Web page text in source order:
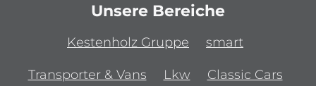
Unsere Bereiche
Kestenholz Gruppe smart
Transporter & Vans Lkw Classic Cars